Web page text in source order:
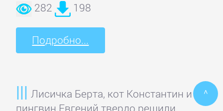
282 198
Подробно...
Лисичка Берта, кот Константин и
пингвин Евгений твердо решили
Зарубежная
Зарубежные
Поэзия
^